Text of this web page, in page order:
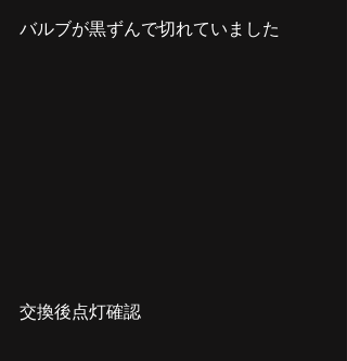
バルブが黒ずんで切れていました
交換後点灯確認